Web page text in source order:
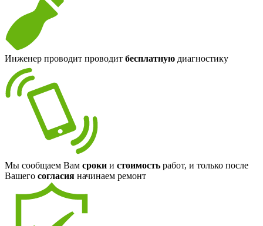
Инженер проводит проводит бесплатную диагностику
Мы сообщаем Вам сроки и стоимость работ, и только после
Вашего согласия начинаем ремонт